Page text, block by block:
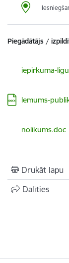
Piegādātājs /
Lejupielādēt:
iepirkuma-
Lejupielādēt:
lemums-
Lejupielādēt:
nolikums.doc
Drukāt lapu
Dalīties